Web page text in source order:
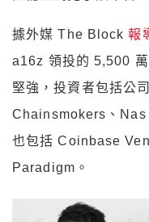
據外媒 The Block報
a16z 領投的 5,500
堅強，投資者包括公
Chainsmokers、Nas
也包括 Coinbase
Paradigm。